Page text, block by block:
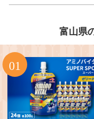
富山県